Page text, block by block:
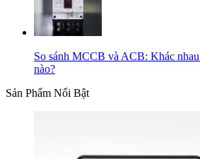
So sánh MCCB và ACB: Khác
nào?
Sản Phẩm Nổi Bật